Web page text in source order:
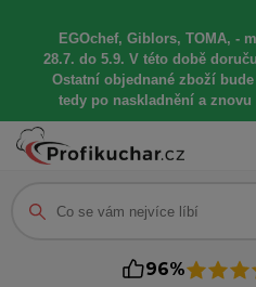
EGOchef, Giblors, TOMA, -
28.7. do 5.9. V této době
Ostatní objednané zboží
tedy po naskladnění a
96%